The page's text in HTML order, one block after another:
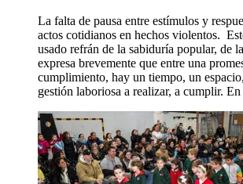
La falta de pausa entre estímulos y
actos cotidianos en hechos violentos.
usado refrán de la sabiduría popular, de
expresa brevemente que entre una
cumplimiento, hay un tiempo, un
gestión laboriosa a realizar, a cumplir.